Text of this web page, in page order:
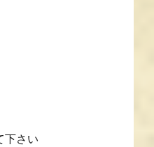
下さい